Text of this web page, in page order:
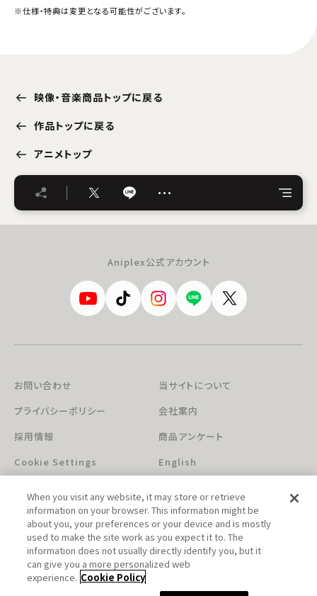
※仕様・特典は変更となる可能性がございます。
映像・音楽商品トップに戻る
作品トップに戻る
アニメトップ
…
Aniplex公式アカウント
お問い合わせ
当サイトについて
プライバシーポリシー
会社案内
採用情報
商品アンケート
Cookie Settings
English
このホームページに掲載されている著作物の無断利用を禁じます。
When you visit any website, it may store or retrieve
information on your browser. This information might be
about you, your preferences or your device and is mostly
used to make the site work as you expect it to. The
information does not usually directly identify you, but it
can give you a more personalized web
experience. Cookie Policy